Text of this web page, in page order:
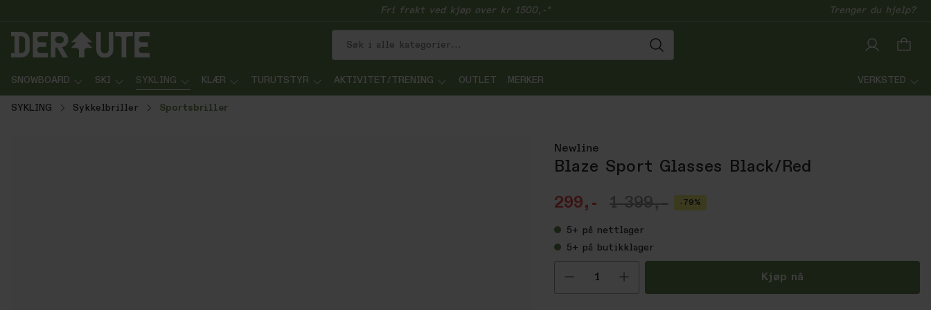
Fri frakt ved kjøp over kr 1500,-* Trenger du hjelp?
SNOWBOARD SKI SYKLING KLÆR TURUTSTYR AKTIVITET/TRENING OUTLET MERKER VERKSTED
SYKLING Sykkelbriller Sportsbriller
Newline
Blaze Sport Glasses Black/Red
299,- 1 399,- -79%
5+ på nettlager
5+ på butikklager
Velg antall Kjøp nå